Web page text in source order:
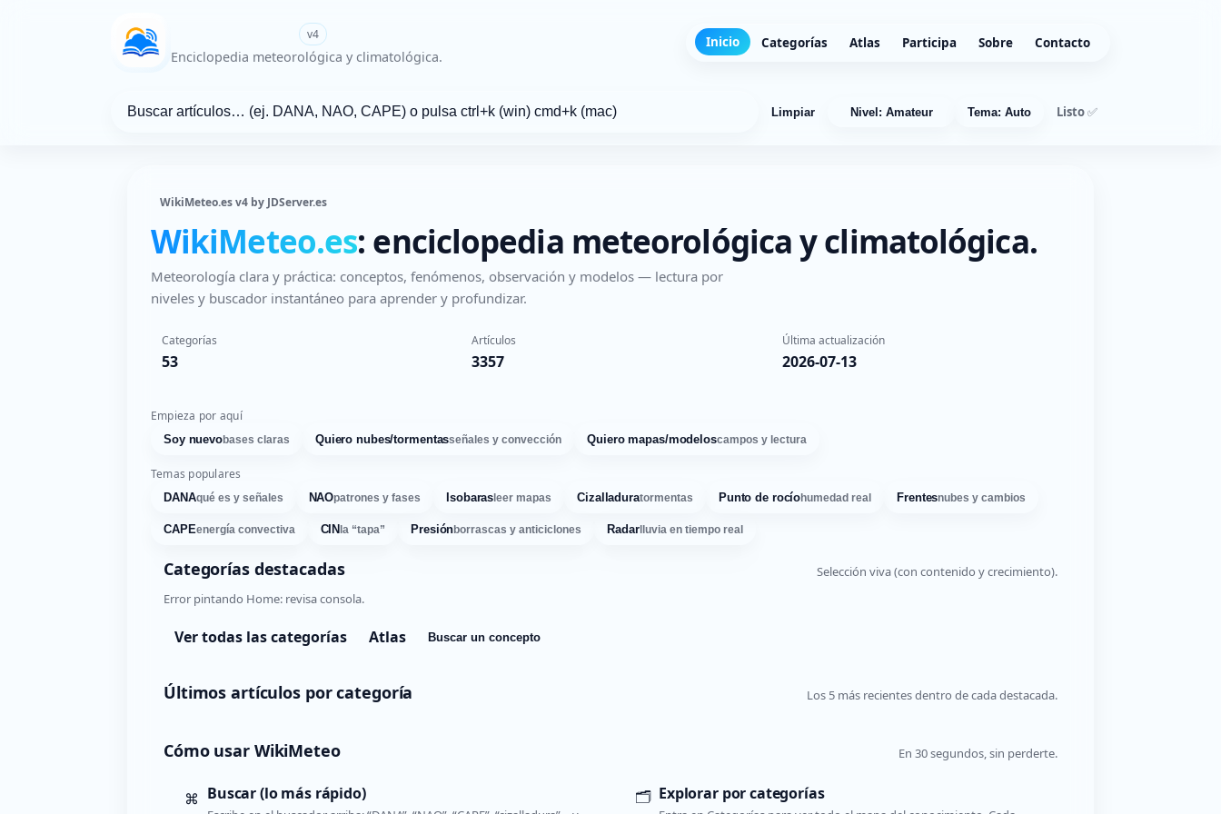
WikiMeteo.es v4
Enciclopedia meteorológica y climatológica.
Inicio Categorías Atlas Participa Sobre Contacto
Limpiar Nivel: Amateur Tema: Auto Listo ✅
WikiMeteo.es v4 by JDServer.es
WikiMeteo.es: enciclopedia meteorológica y climatológica.
Meteorología clara y práctica: conceptos, fenómenos, observación y modelos — lectura por
niveles y buscador instantáneo para aprender y profundizar.
Categorías
53
Artículos
3357
Última actualización
2026-07-13
Empieza por aquí
Soy nuevobases claras Quiero nubes/tormentasseñales y convección Quiero mapas/modeloscampos y lectura
Temas populares
DANAqué es y señales NAOpatrones y fases Isobarasleer mapas Cizalladuratormentas Punto de rocíohumedad real Frentesnubes y cambios
CAPEenergía convectiva CIN la “tapa” Presiónborrascas y anticiclones Radarlluvia en tiempo real
Categorías destacadas
Selección viva (con contenido y crecimiento).
Error pintando Home: revisa consola.
Ver todas las categorías Atlas Buscar un concepto
Últimos artículos por categoría Los 5 más recientes dentro de cada destacada.
Cómo usar WikiMeteo En 30 segundos, sin perderte.
⌘ Buscar (lo más rápido) 🗂️ Explorar por categorías